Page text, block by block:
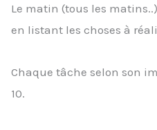
Le matin (tous les
en listant les choses à
Chaque tâche selon son
10.